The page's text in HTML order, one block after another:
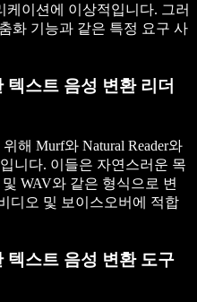
이션에 이상적입니다. 그러
화 기능과 같은 특정 요구 사
스트 음성 변환 리더
해 Murf와 Natural Reader와
니다. 이들은 자연스러운 목
WAV와 같은 형식으로 변
디오 및 보이스오버에 적합
텍스트 음성 변환 도구